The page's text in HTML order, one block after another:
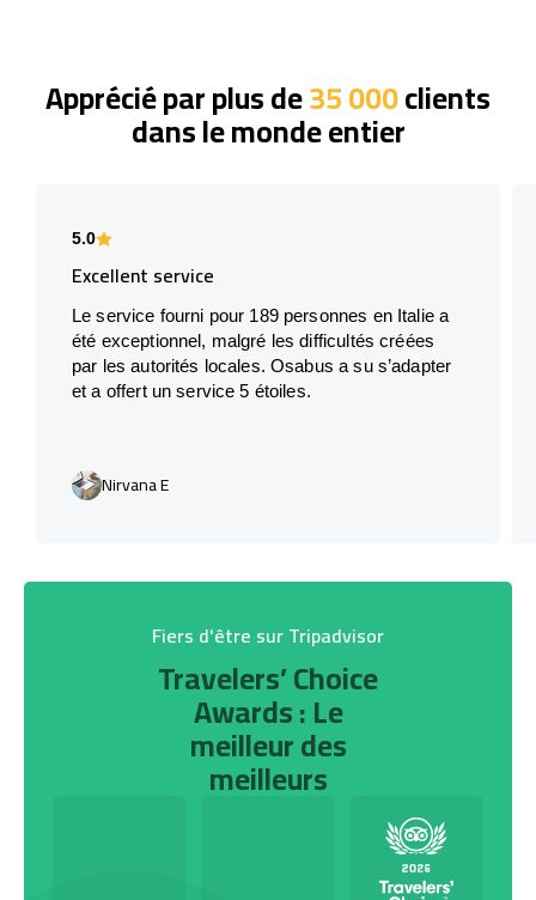
Apprécié par plus de35 000clients
dans le monde entier
5.0
Excellent service
Le service fourni pour 189 personnes en Italie a
été exceptionnel, malgré les difficultés créées
par les autorités locales. Osabus a su s’adapter
et a offert un service 5 étoiles.
Nirvana E
Fiers d'être sur Tripadvisor
Travelers’ Choice
Awards : Le
meilleur des
meilleurs